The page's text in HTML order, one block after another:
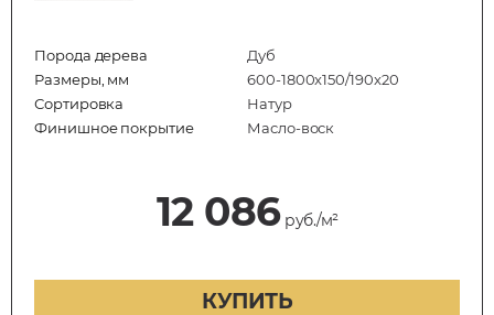
Порода дерева
Дуб
Размеры, мм
600-1800x150/190x20
Сортировка
Натур
Финишное покрытие
Масло-воск
12 086руб./м²
КУПИТЬ